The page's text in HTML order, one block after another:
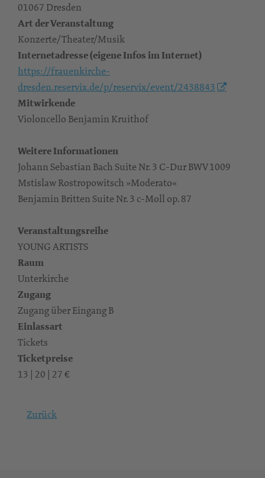
01067 Dresden
Art der Veranstaltung
Konzerte/Theater/Musik
Internetadresse (eigene Infos im Internet)
https://frauenkirche-
dresden.reservix.de/p/reservix/event/2438843
Mitwirkende
Violoncello Benjamin Kruithof
Weitere Informationen
Johann Sebastian Bach Suite Nr. 3 C-Dur BWV 1009
Mstislaw Rostropowitsch »Moderato«
Benjamin Britten Suite Nr. 3 c-Moll op. 87
Veranstaltungsreihe
YOUNG ARTISTS
Raum
Unterkirche
Zugang
Zugang über Eingang B
Einlassart
Tickets
Ticketpreise
13 | 20 | 27 €
Zurück